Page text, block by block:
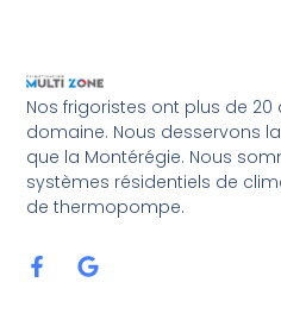
Nos frigoristes ont plus de 20
domaine. Nous desservons
que la Montérégie. Nous
systèmes résidentiels de
de thermopompe.